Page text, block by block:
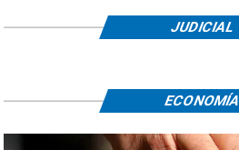
JUDICIAL
ECONOMÍA